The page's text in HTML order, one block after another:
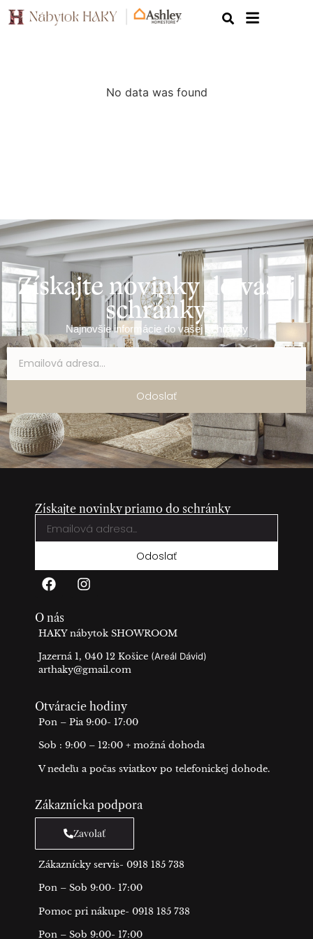
No data was found
Získajte novinky do vašej
schránky
Najnovšie informácie do vašej schránky
Odoslať
Získajte novinky priamo do schránky
Odoslať
O nás
HAKY nábytok SHOWROOM
Jazerná 1, 040 12 Košice (Areál Dávid)
arthaky@gmail.com
Otváracie hodiny
Pon – Pia 9:00- 17:00
Sob : 9:00 – 12:00 + možná dohoda
V nedeľu a počas sviatkov po telefonickej dohode.
Zákaznícka podpora
Zavolať
Zákaznícky servis- 0918 185 738
Pon – Sob 9:00- 17:00
Pomoc pri nákupe- 0918 185 738
Pon – Sob 9:00- 17:00